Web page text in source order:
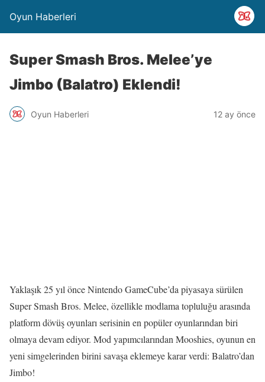
Oyun Haberleri
Super Smash Bros. Melee’ye
Jimbo (Balatro) Eklendi!
Oyun Haberleri 12 ay önce
Yaklaşık 25 yıl önce Nintendo GameCube’da piyasaya sürülen
Super Smash Bros. Melee, özellikle modlama topluluğu arasında
platform dövüş oyunları serisinin en popüler oyunlarından biri
olmaya devam ediyor. Mod yapımcılarından Mooshies, oyunun en
yeni simgelerinden birini savaşa eklemeye karar verdi: Balatro’dan
Jimbo!